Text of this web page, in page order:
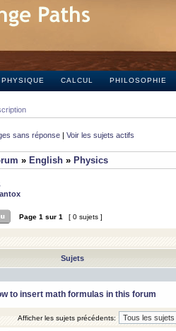
PHYSIQUE CALCUL PHILOSOPHIE
sans réponse | Voir les sujets actifs
» English » Physics
Page 1 sur 1 [ 0 sujets ]
Sujets
to insert math formulas in this forum
Afficher les sujets précédents: